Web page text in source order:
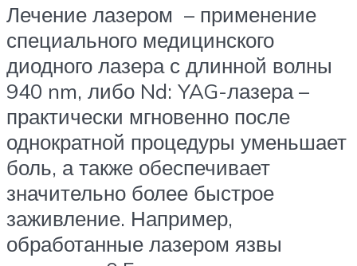
Лечение лазером – применение
специального медицинского
диодного лазера с длинной волны
940 nm, либо Nd: YAG-лазера –
практически мгновенно после
однократной процедуры уменьшает
боль, а также обеспечивает
значительно более быстрое
заживление. Например,
обработанные лазером язвы